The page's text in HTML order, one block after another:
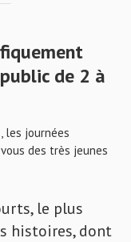
de 2 à
les journées
des très jeunes
le plus
histoires, dont